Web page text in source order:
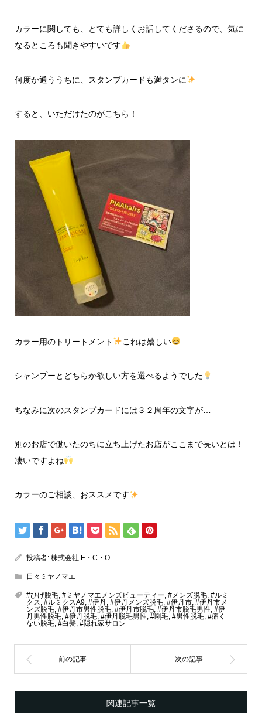
カラーに関しても、とても詳しくお話してくださるので、気に
なるところも聞きやすいです
何度か通ううちに、スタンプカードも満タンに
すると、いただけたのがこちら！
カラー用のトリートメント これは嬉しい
シャンプーとどちらか欲しい方を選べるようでした
ちなみに次のスタンプカードには３２周年の文字が…
別のお店で働いたのちに立ち上げたお店がここまで長いとは！
凄いですよね
カラーのご相談、おススメです
投稿者: 株式会社 E・C・O
日々ミヤノマエ
#ひげ脱毛, #ミヤノマエメンズビューティー, #メンズ脱毛, #ルミ
クス, #ルミクスA9, #伊丹, #伊丹メンズ脱毛, #伊丹市, #伊丹市メ
ンズ脱毛, #伊丹市男性脱毛, #伊丹市脱毛, #伊丹市脱毛男性, #伊
丹男性脱毛, #伊丹脱毛, #伊丹脱毛男性, #剛毛, #男性脱毛, #痛く
ない脱毛, #白髪, #隠れ家サロン
関連記事一覧